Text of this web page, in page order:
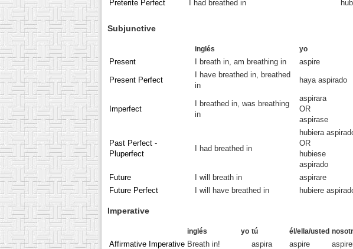
Preterite Perfect I had breathed in
Subjunctive
inglés yo
Present I breath in, am breathing in aspire
Present Perfect
I have breathed in, breathed
in
haya aspirado
Imperfect
I breathed in, was breathing
in
aspirara
OR
aspirase
Past Perfect -
Pluperfect
I had breathed in
hubiera
OR
hubiese
aspirado
Future I will breath in aspirare
Future Perfect
I will have breathed in hubiere
Imperative
inglés yo tú él/ella/usted
Affirmative Imperative Breath in! aspira aspire